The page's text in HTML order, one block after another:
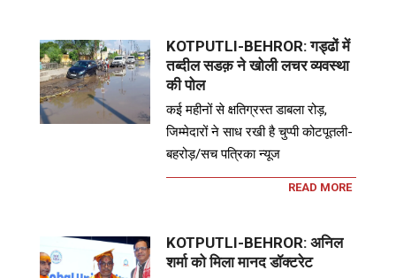
KOTPUTLI-BEHROR: गड्ढों में
तब्दील सडक़ ने खोली लचर व्यवस्था
की पोल
कई महीनों से क्षतिग्रस्त डाबला रोड़,
जिम्मेदारों ने साध रखी है चुप्पी कोटपूतली-
बहरोड़/सच पत्रिका न्यूज
READ MORE
KOTPUTLI-BEHROR: अनिल
शर्मा को मिला मानद डॉक्टरेट